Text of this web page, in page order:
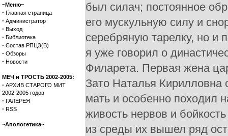
~Меню~
· Главная страница
· Администратор
· Выход
· Библиотека
· Состав РПЦЗ(В)
· Обзоры
· Новости
МЕЧ и ТРОСТЬ 2002-2005:
· АРХИВ СТАРОГО МИТ
2002-2005 годов
· ГАЛЕРЕЯ
· RSS
~Апологетика~
был силач; постоянное
его мускульную силу и
серебряную тарелку, но и
я уже говорил о
Филарета. Первая жена
Зато Наталья Кирилловна
мать и особенно походил
живость нервов и
из среды их вышел ряд